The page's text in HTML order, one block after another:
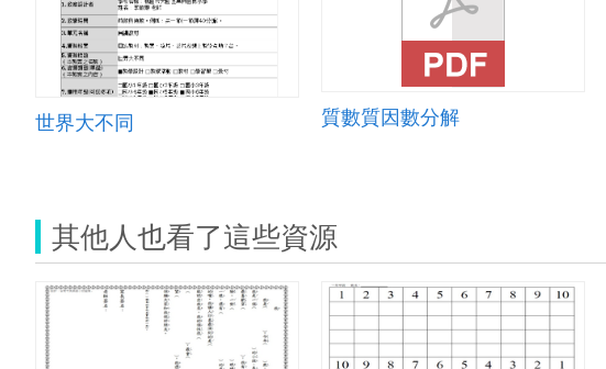
世界大不同 質數質因數分解
其他人也看了這些資源